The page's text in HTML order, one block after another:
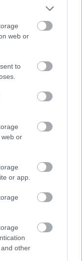
web or
to
web or
or app.
other
Jásdi István
egy